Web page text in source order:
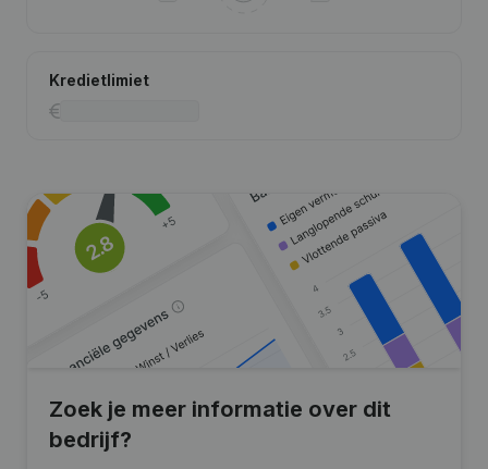
Kredietlimiet
Zoek je meer informatie over dit
bedrijf?